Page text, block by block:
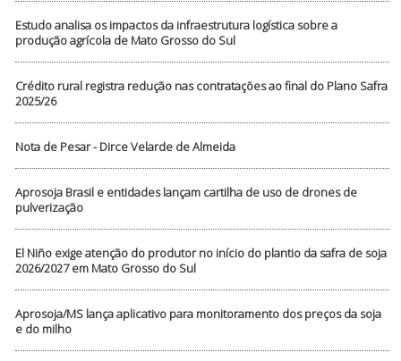
Estudo analisa os impactos da infraestrutura logística sobre a
produção agrícola de Mato Grosso do Sul
Crédito rural registra redução nas contratações ao final do Plano Safra
2025/26
Nota de Pesar - Dirce Velarde de Almeida
Aprosoja Brasil e entidades lançam cartilha de uso de drones de
pulverização
El Niño exige atenção do produtor no início do plantio da safra de soja
2026/2027 em Mato Grosso do Sul
Aprosoja/MS lança aplicativo para monitoramento dos preços da soja
e do milho